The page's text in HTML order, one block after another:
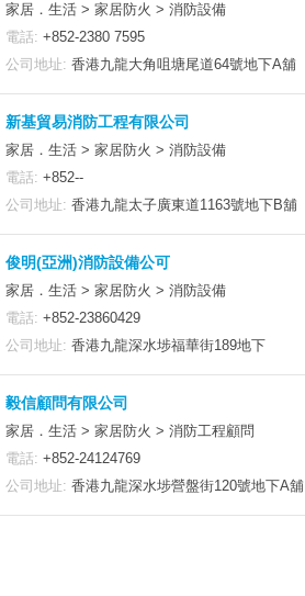
家居．生活 > 家居防火 > 消防設備
電話: +852-2380 7595
公司地址: 香港九龍大角咀塘尾道64號地下A舖
新基貿易消防工程有限公司
家居．生活 > 家居防火 > 消防設備
電話: +852--
公司地址: 香港九龍太子廣東道1163號地下B舖
俊明(亞洲)消防設備公可
家居．生活 > 家居防火 > 消防設備
電話: +852-23860429
公司地址: 香港九龍深水埗福華街189地下
毅信顧問有限公司
家居．生活 > 家居防火 > 消防工程顧問
電話: +852-24124769
公司地址: 香港九龍深水埗營盤街120號地下A舖